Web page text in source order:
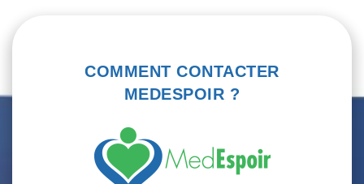
COMMENT CONTACTER
MEDESPOIR ?